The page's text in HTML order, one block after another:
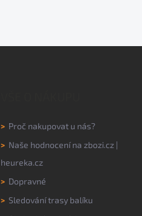
> Proč nakupovat u nás?
> Naše hodnocení na zbozi.cz |
heureka.cz
> Dopravné
> Sledování trasy balíku